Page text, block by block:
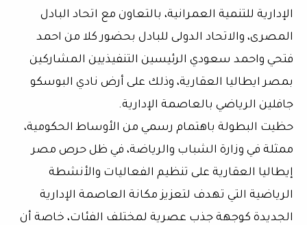
الإدارية للتنمية العمرانية، بالتعاون مع اتحاد البادل
المصرى، والاتحاد الدولى للبادل بحضور كلا من احمد
فتحي واحمد سعودي الرئيسين التنفيذيين المشاركين
بمصر ايطاليا العقارية، وذلك على أرض نادي البوسكو
جافلين الرياضي بالعاصمة الإدارية.
حظيت البطولة باهتمام رسمي من الأوساط الحكومية،
ممثلة في وزارة الشباب والرياضة، في ظل حرص مصر
إيطاليا العقارية على تنظيم الفعاليات والأنشطة
الرياضية التي تهدف لتعزيز مكانة العاصمة الإدارية
الجديدة كوجهة جذب عصرية لمختلف الفئات، خاصة أن